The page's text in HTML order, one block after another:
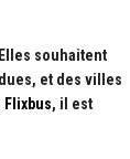
souhaitent
et des villes
, il est